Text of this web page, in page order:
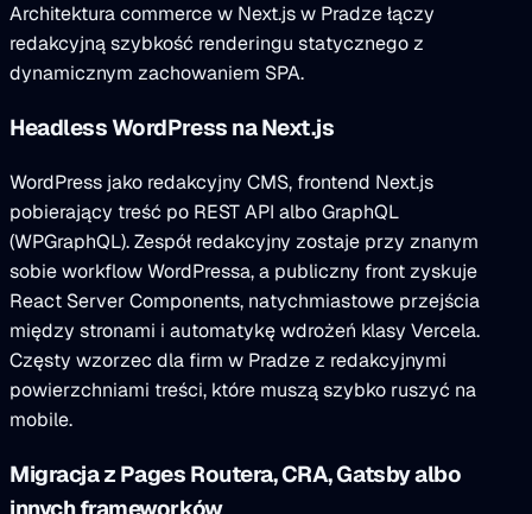
Architektura commerce w Next.js w Pradze łączy
redakcyjną szybkość renderingu statycznego z
dynamicznym zachowaniem SPA.
Headless WordPress na Next.js
WordPress jako redakcyjny CMS, frontend Next.js
pobierający treść po REST API albo GraphQL
(WPGraphQL). Zespół redakcyjny zostaje przy znanym
sobie workflow WordPressa, a publiczny front zyskuje
React Server Components, natychmiastowe przejścia
między stronami i automatykę wdrożeń klasy Vercela.
Częsty wzorzec dla firm w Pradze z redakcyjnymi
powierzchniami treści, które muszą szybko ruszyć na
mobile.
Migracja z Pages Routera, CRA, Gatsby albo